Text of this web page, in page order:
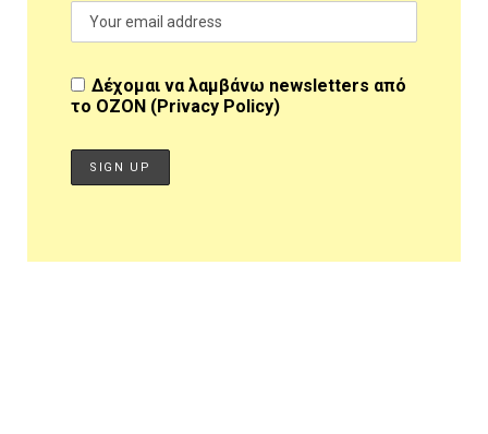
Δέχομαι να λαμβάνω newsletters από
το OZON (Privacy Policy)